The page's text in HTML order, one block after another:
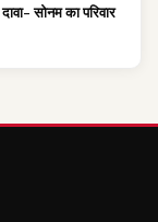
सोनम का परिवार